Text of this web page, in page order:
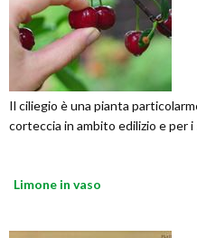
Il ciliegio è una pianta
corteccia in ambito edilizio e per
Limone in vaso